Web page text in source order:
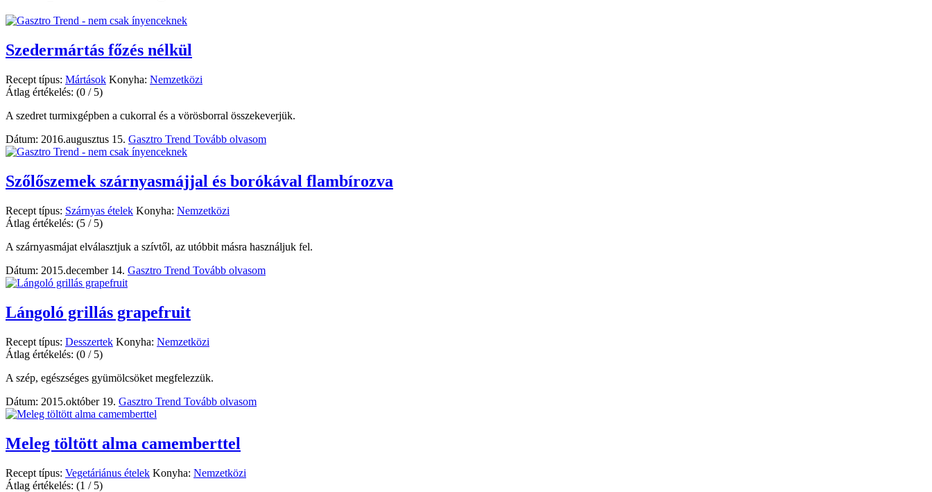
Szedermártás főzés nélkül
Recept típus: Mártások Konyha: Nemzetközi
Átlag értékelés: (0 / 5)
A szedret turmixgépben a cukorral és a vörösborral összekeverjük.
Dátum: 2016.augusztus 15. Gasztro Trend Tovább olvasom
Szőlőszemek szárnyasmájjal és borókával flambírozva
Recept típus: Szárnyas ételek Konyha: Nemzetközi
Átlag értékelés: (5 / 5)
A szárnyasmájat elválasztjuk a szívtől, az utóbbit másra használjuk fel.
Dátum: 2015.december 14. Gasztro Trend Tovább olvasom
Lángoló grillás grapefruit
Recept típus: Desszertek Konyha: Nemzetközi
Átlag értékelés: (0 / 5)
A szép, egészséges gyümölcsöket megfelezzük.
Dátum: 2015.október 19. Gasztro Trend Tovább olvasom
Meleg töltött alma camemberttel
Recept típus: Vegetáriánus ételek Konyha: Nemzetközi
Átlag értékelés: (1 / 5)